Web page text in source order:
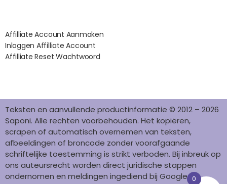
Affilliate Account Aanmaken
Inloggen Affilliate Account
Affilliate Reset Wachtwoord
Teksten en aanvullende productinformatie © 2012 – 2026
Saponi. Alle rechten voorbehouden. Het kopiëren,
scrapen of automatisch overnemen van teksten,
afbeeldingen of broncode zonder voorafgaande
schriftelijke toestemming is strikt verboden. Bij inbreuk op
ons auteursrecht worden direct juridische stappen
ondernomen en meldingen ingediend bij Google en
0